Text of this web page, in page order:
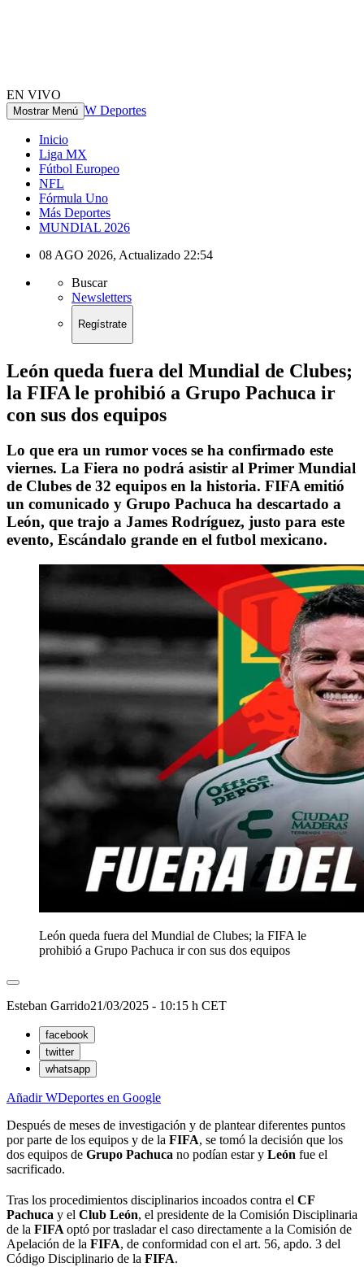
EN VIVO
Mostrar Menú W Deportes
Inicio
Liga MX
Fútbol Europeo
NFL
Fórmula Uno
Más Deportes
MUNDIAL 2026
08 AGO 2026, Actualizado 22:54
Buscar
Newsletters
Regístrate
León queda fuera del Mundial de Clubes;
la FIFA le prohibió a Grupo Pachuca ir
con sus dos equipos
Lo que era un rumor voces se ha confirmado este
viernes. La Fiera no podrá asistir al Primer Mundial
de Clubes de 32 equipos en la historia. FIFA emitió
un comunicado y Grupo Pachuca ha descartado a
León, que trajo a James Rodríguez, justo para este
evento, Escándalo grande en el futbol mexicano.
León queda fuera del Mundial de Clubes; la FIFA le
prohibió a Grupo Pachuca ir con sus dos equipos
Esteban Garrido21/03/2025 - 10:15 h CET
facebook
twitter
whatsapp
Añadir WDeportes en Google
Después de meses de investigación y de plantear diferentes puntos
por parte de los equipos y de la FIFA, se tomó la decisión que los
dos equipos de Grupo Pachuca no podían estar y León fue el
sacrificado.
Tras los procedimientos disciplinarios incoados contra el CF
Pachuca y el Club León, el presidente de la Comisión Disciplinaria
de la FIFA optó por trasladar el caso directamente a la Comisión de
Apelación de la FIFA, de conformidad con el art. 56, apdo. 3 del
Código Disciplinario de la FIFA.